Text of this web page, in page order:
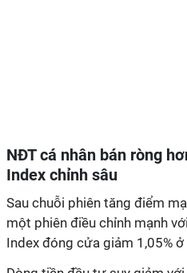
NĐT cá nhân bán ròng
Index chỉnh sâu
Sau chuỗi phiên tăng điểm
một phiên điều chỉnh mạnh
Index đóng cửa giảm 1,05%